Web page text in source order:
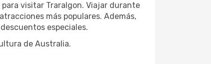
visitar Traralgon. Viajar durante
más populares. Además,
especiales.
de Australia.